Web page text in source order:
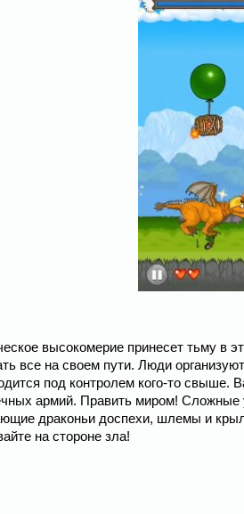
высокомерие принесет тьму в
все на своем пути. Люди
под контролем кого-то свыше.
армий. Править миром! Сложные
драконьи доспехи, шлемы и
на стороне зла!